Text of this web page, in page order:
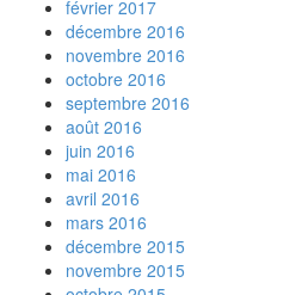
février 2017
décembre 2016
novembre 2016
octobre 2016
septembre 2016
août 2016
juin 2016
mai 2016
avril 2016
mars 2016
décembre 2015
novembre 2015